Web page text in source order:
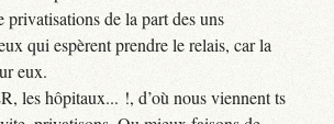
privatisations de la part des uns
qui espèrent prendre le relais, car la
eux.
les hôpitaux... !, d’où nous viennent ts